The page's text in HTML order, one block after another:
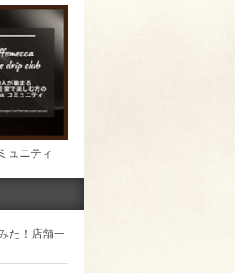
ュニティ
た！店舗一